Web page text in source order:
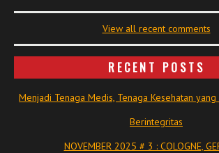
View all recent comments
RECENT POSTS
Menjadi Tenaga Medis, Tenaga Kesehatan
Berintegritas
NOVEMBER 2025 # 3 : COLOGNE,